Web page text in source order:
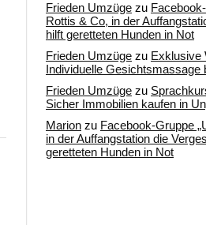
Frieden Umzüge zu
Rottis & Co, in der
hilft geretteten Hunden in Not
Frieden Umzüge zu Exklusive
Individuelle Gesichtsmassage
Frieden Umzüge zu
Sicher Immobilien kaufen in
Marion zu Facebook-Gruppe
in der Auffangstation die
geretteten Hunden in Not